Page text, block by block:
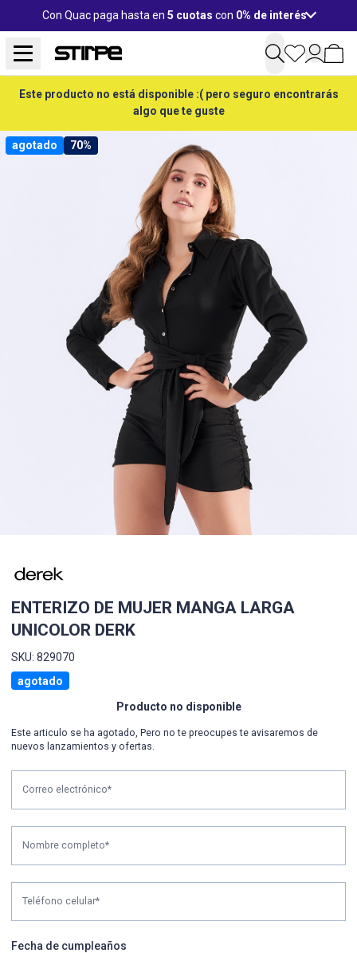
Con Quac paga hasta en 5 cuotas con 0% de interés
Este producto no está disponible :( pero seguro encontrarás
algo que te guste
agotado 70%
ENTERIZO DE MUJER MANGA LARGA
UNICOLOR DERK
SKU: 829070
agotado
Producto no disponible
Este articulo se ha agotado, Pero no te preocupes te avisaremos de
nuevos lanzamientos y ofertas.
Correo electrónico*
Nombre completo*
Teléfono celular*
Fecha de cumpleaños